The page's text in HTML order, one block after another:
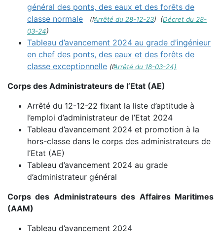
général des ponts, des eaux et des forêts de
classe normale
(l’Arrêté du 28-12-23) (Décret du 28-
03-24)
Tableau d’avancement 2024 au grade d’ingénieur
en chef des ponts, des eaux et des forêts de
classe exceptionnelle (l’Arrêté du 18-03-24)
Corps des Administrateurs de l’Etat (AE)
Arrêté du 12-12-22 fixant la liste d’aptitude à
l’emploi d’administrateur de l’Etat 2024
Tableau d’avancement 2024 et promotion à la
hors-classe dans le corps des administrateurs de
l’Etat (AE)
Tableau d’avancement 2024 au grade
d’administrateur général
Corps des Administrateurs des Affaires Maritimes
(AAM)
Tableau d’avancement 2024